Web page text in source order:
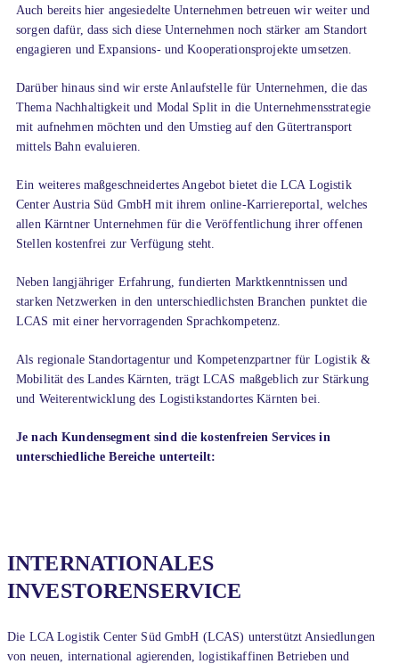
Auch bereits hier angesiedelte Unternehmen betreuen wir weiter und
sorgen dafür, dass sich diese Unternehmen noch stärker am Standort
engagieren und Expansions- und Kooperationsprojekte umsetzen.
Darüber hinaus sind wir erste Anlaufstelle für Unternehmen, die das
Thema Nachhaltigkeit und Modal Split in die Unternehmensstrategie
mit aufnehmen möchten und den Umstieg auf den Gütertransport
mittels Bahn evaluieren.
Ein weiteres maßgeschneidertes Angebot bietet die LCA Logistik
Center Austria Süd GmbH mit ihrem online-Karriereportal, welches
allen Kärntner Unternehmen für die Veröffentlichung ihrer offenen
Stellen kostenfrei zur Verfügung steht.
Neben langjähriger Erfahrung, fundierten Marktkenntnissen und
starken Netzwerken in den unterschiedlichsten Branchen punktet die
LCAS mit einer hervorragenden Sprachkompetenz.
Als regionale Standortagentur und Kompetenzpartner für Logistik &
Mobilität des Landes Kärnten, trägt LCAS maßgeblich zur Stärkung
und Weiterentwicklung des Logistikstandortes Kärnten bei.
Je nach Kundensegment sind die kostenfreien Services in
unterschiedliche Bereiche unterteilt:
INTERNATIONALES
INVESTORENSERVICE
Die LCA Logistik Center Süd GmbH (LCAS) unterstützt Ansiedlungen
von neuen, international agierenden, logistikaffinen Betrieben und